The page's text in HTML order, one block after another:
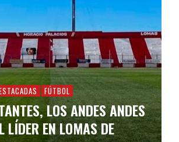
FÚTBOL
LOS ANDES ANDES
LÍDER EN LOMAS DE